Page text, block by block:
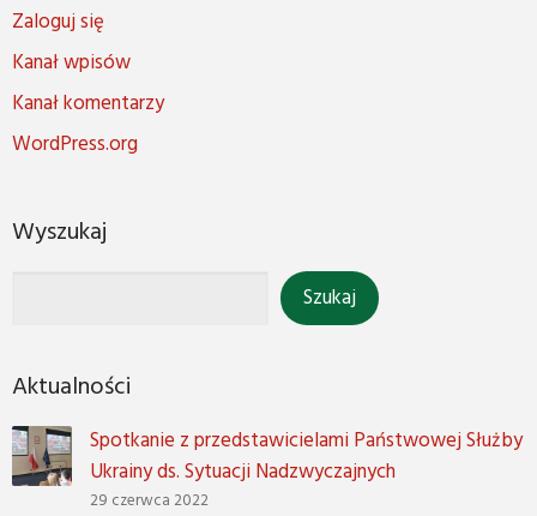
Zaloguj się
Kanał wpisów
Kanał komentarzy
WordPress.org
Wyszukaj
Aktualności
Spotkanie z przedstawicielami Państwowej Służby
Ukrainy ds. Sytuacji Nadzwyczajnych
29 czerwca 2022